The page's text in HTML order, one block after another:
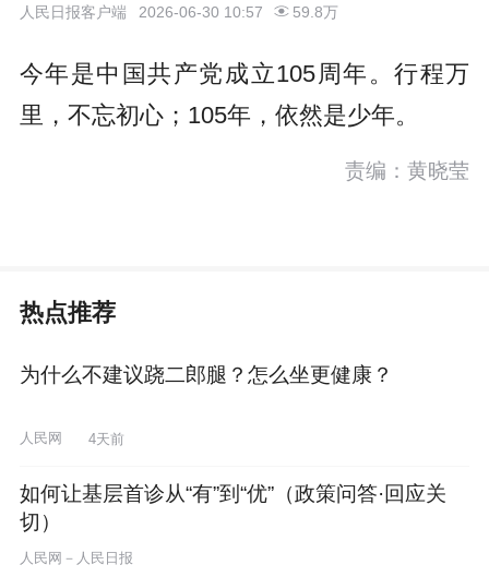
人民日报客户端 2026-06-30 10:57 59.8万
今年是中国共产党成立105周年。行程万
里，不忘初心；105年，依然是少年。
责编：黄晓莹
热点推荐
为什么不建议跷二郎腿？怎么坐更健康？
人民网 4天前
如何让基层首诊从“有”到“优”（政策问答·回应关
切）
人民网－人民日报